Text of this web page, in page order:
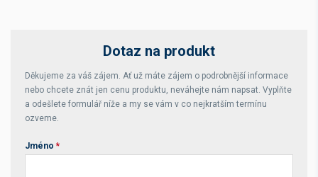
Dotaz na produkt
Děkujeme za váš zájem. Ať už máte zájem o podrobnější informace
nebo chcete znát jen cenu produktu, neváhejte nám napsat. Vyplňte
a odešlete formulář níže a my se vám v co nejkratším termínu
ozveme.
Jméno *